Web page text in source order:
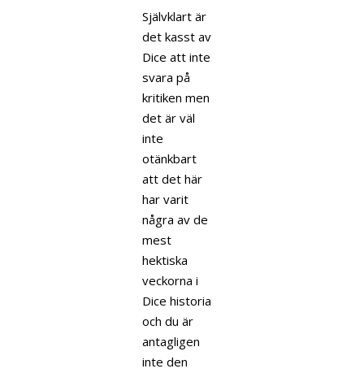
Självklart är
det kasst av
Dice att inte
svara på
kritiken men
det är väl
inte
otänkbart
att det här
har varit
några av de
mest
hektiska
veckorna i
Dice historia
och du är
antagligen
inte den